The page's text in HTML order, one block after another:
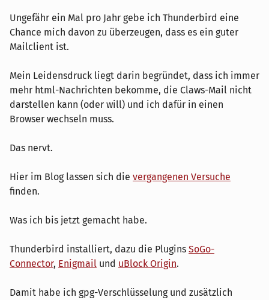
Ungefähr ein Mal pro Jahr gebe ich Thunderbird eine
Chance mich davon zu überzeugen, dass es ein guter
Mailclient ist.
Mein Leidensdruck liegt darin begründet, dass ich immer
mehr html-Nachrichten bekomme, die Claws-Mail nicht
darstellen kann (oder will) und ich dafür in einen
Browser wechseln muss.
Das nervt.
Hier im Blog lassen sich die vergangenen Versuche
finden.
Was ich bis jetzt gemacht habe.
Thunderbird installiert, dazu die Plugins SoGo-
Connector, Enigmail und uBlock Origin.
Damit habe ich gpg-Verschlüsselung und zusätzlich